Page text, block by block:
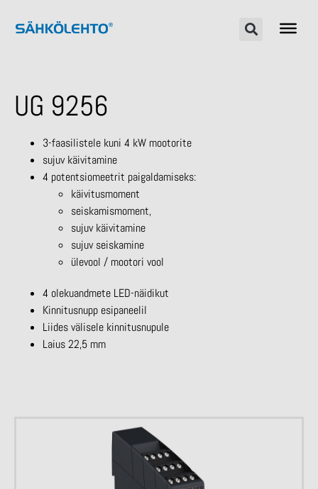
UG 9256
3-faasilistele kuni 4 kW mootorite
sujuv käivitamine
4 potentsiomeetrit paigaldamiseks:
käivitusmoment
seiskamismoment,
sujuv käivitamine
sujuv seiskamine
ülevool / mootori vool
4 olekuandmete LED-näidikut
Kinnitusnupp esipaneelil
Liides välisele kinnitusnupule
Laius 22,5 mm